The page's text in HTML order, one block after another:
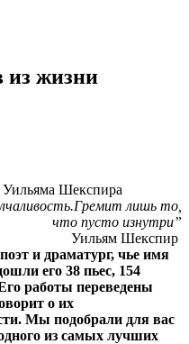
из жизни
лишь то,
что пусто изнутри”
Уильям Шекспир
и драматург, чье имя
его 38 пьес, 154
работы переведены
о их
Мы подобрали для вас
из самых лучших